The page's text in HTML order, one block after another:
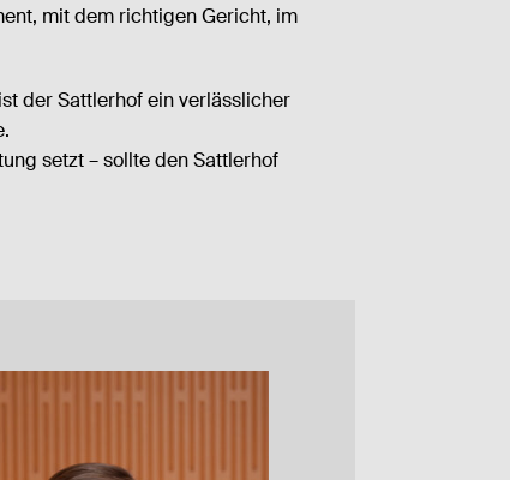
mit dem richtigen Gericht, im
der Sattlerhof ein verlässlicher
setzt – sollte den Sattlerhof